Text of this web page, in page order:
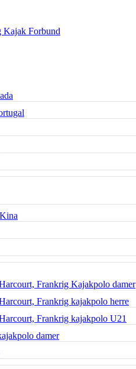
Frankrig Kajakpolo damer
Frankrig kajakpolo herre
Frankrig kajakpolo U21
damer